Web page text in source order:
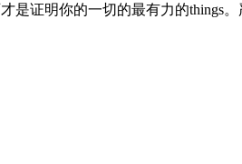
证明你的一切的最有力的things